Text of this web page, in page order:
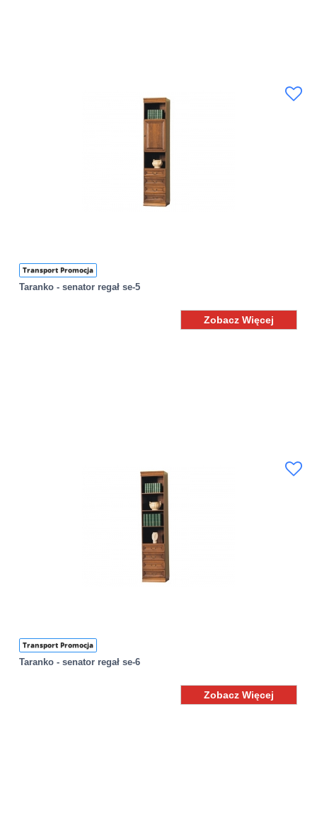
Transport Promocja
Taranko - senator regał se-5
Zobacz Więcej
Transport Promocja
Taranko - senator regał se-6
Zobacz Więcej